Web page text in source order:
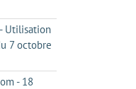
Utilisation
7 octobre
- 18